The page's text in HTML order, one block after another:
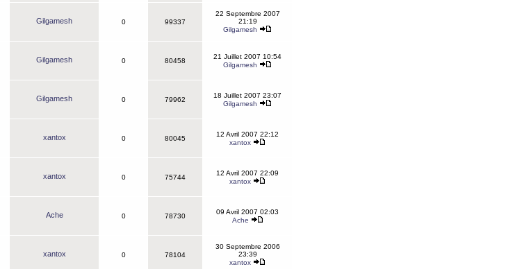
Gilgamesh 0 99337
22 Septembre 2007
21:19
Gilgamesh
Gilgamesh 0 80458
21 Juillet 2007 10:54
Gilgamesh
Gilgamesh 0 79962
18 Juillet 2007 23:07
Gilgamesh
xantox 0 80045
12 Avril 2007 22:12
xantox
xantox 0 75744
12 Avril 2007 22:09
xantox
Ache 0 78730
09 Avril 2007 02:03
Ache
xantox 0 78104
30 Septembre 2006
23:39
xantox